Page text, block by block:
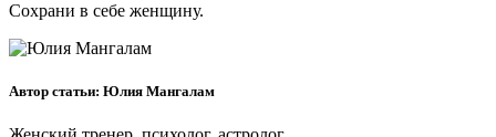
Сохрани в себе женщину.
Автор статьи: Юлия Мангалам